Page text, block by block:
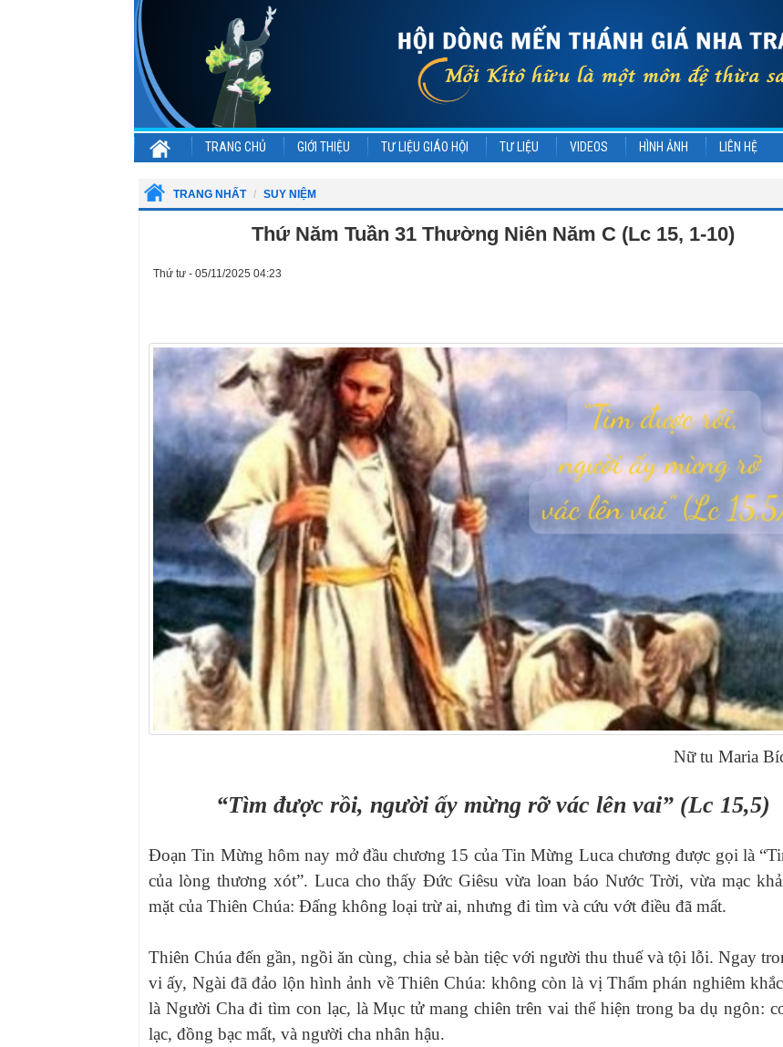
TRANG CHỦ GIỚI THIỆU TƯ LIỆU GIÁO HỘI TƯ LIỆU VIDEOS HÌNH ẢNH LIÊN HỆ
TRANG NHẤT SUY NIỆM
Thứ Năm Tuần 31 Thường Niên Năm C (Lc 15, 1-10)
Thứ tư - 05/11/2025 04:23
Nữ tu Maria
“Tìm được rồi, người ấy mừng rỡ vác lên vai” (Lc 15,5)
Đoạn Tin Mừng hôm nay mở đầu chương 15 của Tin Mừng Luca chương được gọi là
của lòng thương xót”. Luca cho thấy Đức Giêsu vừa loan báo Nước Trời, vừa mạc
mặt của Thiên Chúa: Đấng không loại trừ ai, nhưng đi tìm và cứu vớt điều đã mất.
Thiên Chúa đến gần, ngồi ăn cùng, chia sẻ bàn tiệc với người thu thuế và tội lỗi. Ngay
vi ấy, Ngài đã đảo lộn hình ảnh về Thiên Chúa: không còn là vị Thẩm phán nghiêm
là Người Cha đi tìm con lạc, là Mục tử mang chiên trên vai thể hiện trong ba dụ ngôn:
lạc, đồng bạc mất, và người cha nhân hậu.